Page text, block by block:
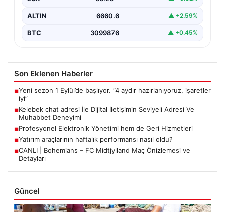
ALTIN 6660.6 ▲ +2.59%
BTC 3099876 ▲ +0.45%
Son Eklenen Haberler
■Yeni sezon 1 Eylül’de başlıyor. “4 aydır hazırlanıyoruz, işaretler
iyi”
■Kelebek chat adresi İle Dijital İletişimin Seviyeli Adresi Ve
Muhabbet Deneyimi
■Profesyonel Elektronik Yönetimi hem de Geri Hizmetleri
■Yatırım araçlarının haftalık performansı nasıl oldu?
■CANLI | Bohemians – FC Midtjylland Maç Önizlemesi ve
Detayları
Güncel